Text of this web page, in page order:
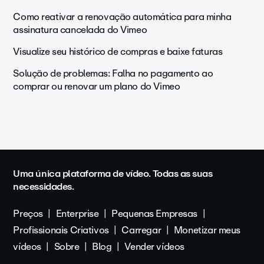
Como reativar a renovação automática para minha
assinatura cancelada do Vimeo
Visualize seu histórico de compras e baixe faturas
Solução de problemas: Falha no pagamento ao
comprar ou renovar um plano do Vimeo
Uma única plataforma de vídeo. Todas as suas
necessidades.
Preços
Enterprise
Pequenas Empresas
Profissionais Criativos
Carregar
Monetizar meus
vídeos
Sobre Blog Vender vídeos